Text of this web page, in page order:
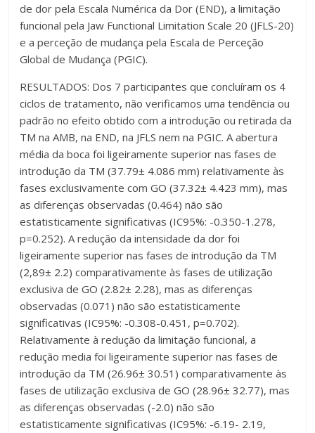
de dor pela Escala Numérica da Dor (END), a limitação
funcional pela Jaw Functional Limitation Scale 20 (JFLS-20)
e a perceção de mudança pela Escala de Perceção
Global de Mudança (PGIC).
RESULTADOS: Dos 7 participantes que concluíram os 4
ciclos de tratamento, não verificamos uma tendência ou
padrão no efeito obtido com a introdução ou retirada da
TM na AMB, na END, na JFLS nem na PGIC. A abertura
média da boca foi ligeiramente superior nas fases de
introdução da TM (37.79± 4.086 mm) relativamente às
fases exclusivamente com GO (37.32± 4.423 mm), mas
as diferenças observadas (0.464) não são
estatisticamente significativas (IC95%: -0.350-1.278,
p=0.252). A redução da intensidade da dor foi
ligeiramente superior nas fases de introdução da TM
(2,89± 2.2) comparativamente às fases de utilização
exclusiva de GO (2.82± 2.28), mas as diferenças
observadas (0.071) não são estatisticamente
significativas (IC95%: -0.308-0.451, p=0.702).
Relativamente à redução da limitação funcional, a
redução media foi ligeiramente superior nas fases de
introdução da TM (26.96± 30.51) comparativamente às
fases de utilização exclusiva de GO (28.96± 32.77), mas
as diferenças observadas (-2.0) não são
estatisticamente significativas (IC95%: -6.19- 2.19,